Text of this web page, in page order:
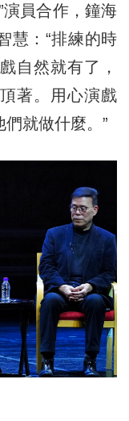
員合作，鐘海
慧：“排練的時
自然就有了，
著。用心演戲
就做什麼。”